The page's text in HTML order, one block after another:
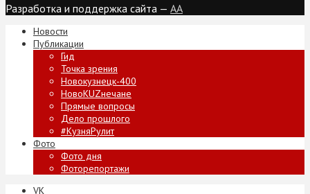
Разработка и поддержка сайта — AA
Новости
Публикации
Гид
Точка зрения
Новокузнецк-400
НовоKUZнечане
Прямые вопросы
Дело прошлого
#КузняРулит
Фото
Фото дня
Фоторепортажи
VK